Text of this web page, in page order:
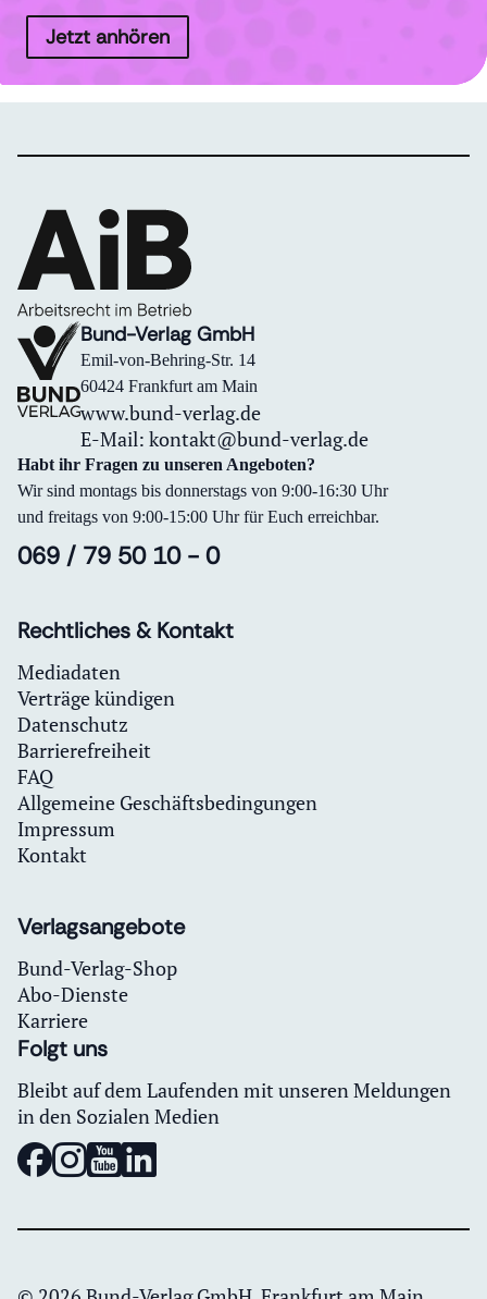
Jetzt anhören
Bund-Verlag GmbH
Emil-von-Behring-Str. 14
60424 Frankfurt am Main
www.bund-verlag.de
E-Mail: kontakt@bund-verlag.de
Habt ihr Fragen zu unseren Angeboten?
Wir sind montags bis donnerstags von 9:00-16:30 Uhr
und freitags von 9:00-15:00 Uhr für Euch erreichbar.
069 / 79 50 10 - 0
Rechtliches & Kontakt
Mediadaten
Verträge kündigen
Datenschutz
Barrierefreiheit
FAQ
Allgemeine Geschäftsbedingungen
Impressum
Kontakt
Verlagsangebote
Bund-Verlag-Shop
Abo-Dienste
Karriere
Folgt uns
Bleibt auf dem Laufenden mit unseren Meldungen
in den Sozialen Medien